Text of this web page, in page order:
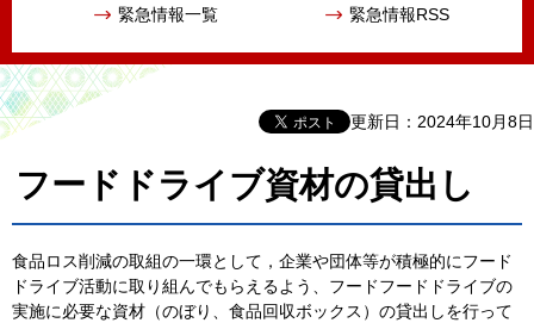
緊急情報一覧 緊急情報RSS
更新日：2024年10月8日
フードドライブ資材の貸出し
食品ロス削減の取組の一環として，企業や団体等が積極的にフード
ドライブ活動に取り組んでもらえるよう、フードフードドライブの
実施に必要な資材（のぼり、食品回収ボックス）の貸出しを行って